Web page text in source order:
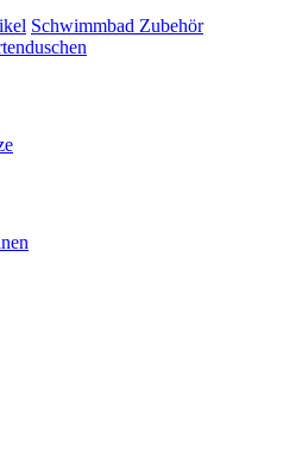
Schwimmbad Zubehör